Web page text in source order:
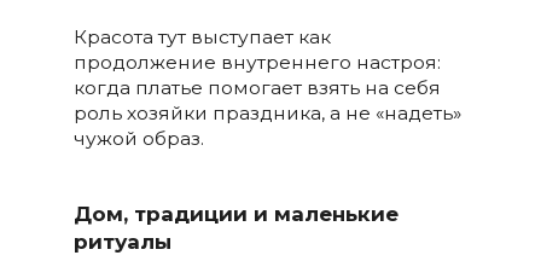
Красота тут выступает как
продолжение внутреннего настроя:
когда платье помогает взять на себя
роль хозяйки праздника, а не «надеть»
чужой образ.
Дом, традиции и маленькие
ритуалы